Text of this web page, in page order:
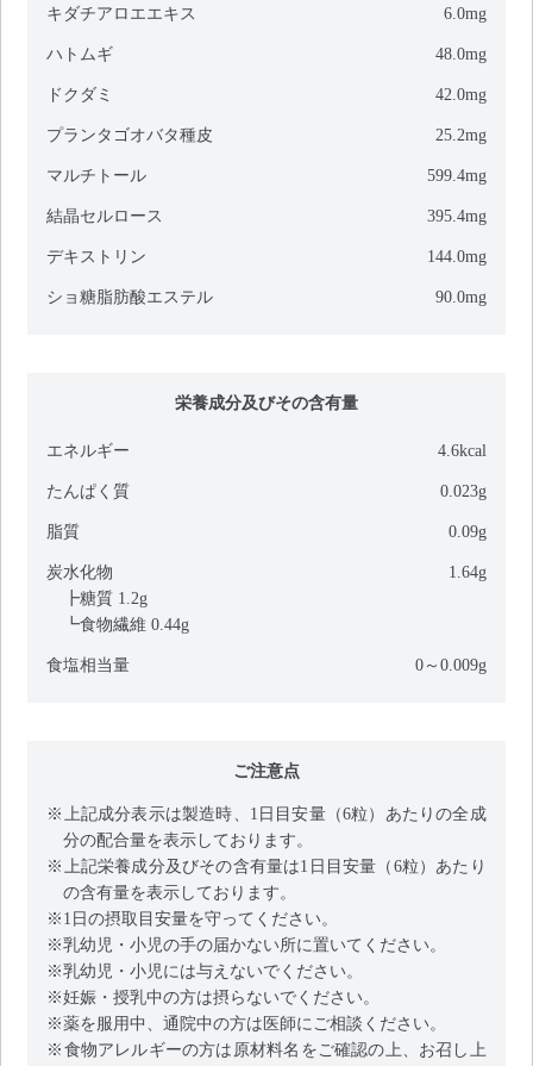
キダチアロエエキス 6.0mg
ハトムギ 48.0mg
ドクダミ 42.0mg
プランタゴオバタ種皮 25.2mg
マルチトール 599.4mg
結晶セルロース 395.4mg
デキストリン 144.0mg
ショ糖脂肪酸エステル 90.0mg
栄養成分及びその含有量
エネルギー 4.6kcal
たんぱく質 0.023g
脂質 0.09g
炭水化物
┣糖質 1.2g
┗食物繊維 0.44g
1.64g
食塩相当量 0～0.009g
ご注意点
※上記成分表示は製造時、1日目安量（6粒）あたりの全成
分の配合量を表示しております。
※上記栄養成分及びその含有量は1日目安量（6粒）あたり
の含有量を表示しております。
※1日の摂取目安量を守ってください。
※乳幼児・小児の手の届かない所に置いてください。
※乳幼児・小児には与えないでください。
※妊娠・授乳中の方は摂らないでください。
※薬を服用中、通院中の方は医師にご相談ください。
※食物アレルギーの方は原材料名をご確認の上、お召し上